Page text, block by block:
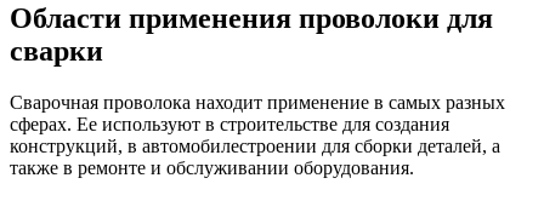
Области применения проволоки для
сварки
Сварочная проволока находит применение в самых разных
сферах. Ее используют в строительстве для создания
конструкций, в автомобилестроении для сборки деталей, а
также в ремонте и обслуживании оборудования.